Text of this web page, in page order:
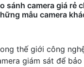
sánh camera giá rẻ
mẫu camera
thế giới công
giám sát để